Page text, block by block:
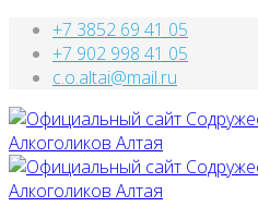
+7 3852 69 41 05
+7 902 998 41 05
c.o.altai@mail.ru